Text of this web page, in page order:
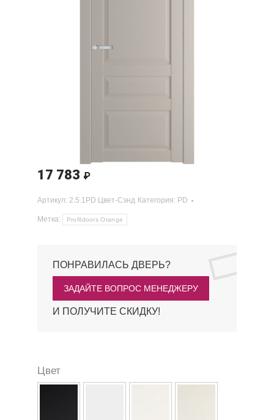
17 783 ₽
Артикул: 2.5.1PD Цвет-Сэнд Категория: PD
Метка: Profildoors Orange
ПОНРАВИЛАСЬ ДВЕРЬ?
ЗАДАЙТЕ ВОПРОС МЕНЕДЖЕРУ
И ПОЛУЧИТЕ СКИДКУ!
Цвет